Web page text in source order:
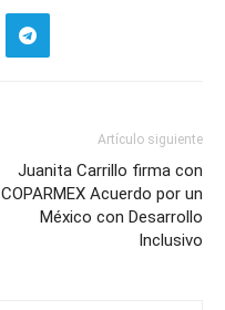
Artículo siguiente
Juanita Carrillo firma con
COPARMEX Acuerdo por un
México con Desarrollo
Inclusivo